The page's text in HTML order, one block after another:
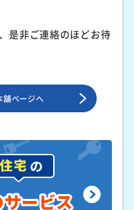
是非ご連絡のほどお待
舗ページへ